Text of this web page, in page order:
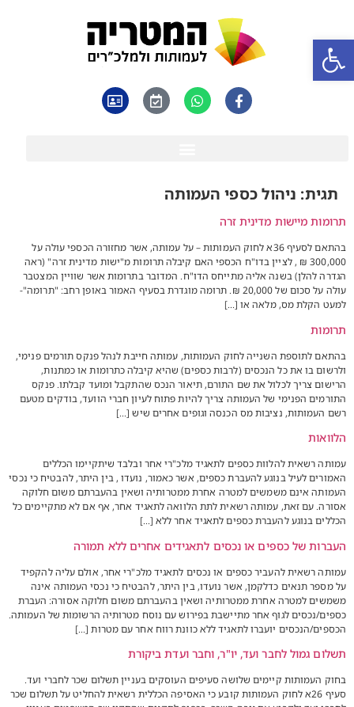
פתח סרגל נגישות
תגית: ניהול כספי העמותה
תרומות מיישות מדינית זרה
בהתאם לסעיף 36א לחוק העמותות – על עמותה, אשר מחזורה הכספי עולה על
300,000 ₪ , לציין בדו"ח הכספי האם קיבלה תרומות מ"ישות מדינית זרה" (ראה
הגדרה להלן) בשנה אליה מתייחס הדו"ח. המדובר בתרומות אשר שוויין המצטבר
עולה על סכום של 20,000 ₪. תרומה מוגדרת בסעיף האמור באופן רחב: "תרומה"-
למעט הקלת מס, מלאה או […]
תרומות
בהתאם לתוספת השנייה לחוק העמותות, עמותה חייבת לנהל פנקס תורמים פנימי,
ולרשום בו את כל הנכסים (לרבות כספים) שהיא קיבלה כתרומות או כמתנות,
הרישום צריך לכלול את שם התורם, תיאור הנכס שהתקבל ומועד קבלתו. פנקס
התורמים הפנימי של העמותה צריך להיות פתוח לעיון חברי הוועד, בודקים מטעם
רשם העמותות, נציבות מס הכנסה וגופים אחרים שיש […]
הלוואות
עמותה רשאית להלוות כספים לתאגיד מלכ"רי אחר ובלבד שיתקיימו הכללים
האמורים לעיל בנוגע להעברת כספים, אשר כאמור, נועדו , בין היתר, להבטיח כי נכסי
העמותה אינם משמשים למטרה אחרת ממטרותיה ושאין בהעברתם משום חלוקה
אסורה. עם זאת, עמותה רשאית לתת הלוואה לתאגיד אחר, אף אם לא מתקיימים כל
הכללים בנוגע להעברת כספים לתאגיד אחר ללא […]
העברות של כספים או נכסים לתאגידים אחרים ללא תמורה
עמותה רשאית להעביר כספים או נכסים לתאגיד מלכ"רי אחר, אולם עליה להקפיד
על מספר תנאים כדלקמן, אשר נועדו, בין היתר, להבטיח כי נכסי העמותה אינה
משמשים למטרה אחרת ממטרותיה ושאין בהעברתם משום חלוקה אסורה: העברת
כספים/נכסים לגוף אחר מתיישבת בפירוש עם נוסח מטרותיה הרשומות של העמותה.
הכספים/הנכסים יועברו לתאגיד ללא כוונת רווח אחר עם מטרות […]
תשלום גמול לחבר ועד, יו"ר, וחבר ועדת ביקורת
בחוק העמותות קיימים שלושה סעיפים העוסקים בעניין תשלום שכר לחברי ועד.
סעיף 26א לחוק העמותות קובע כי האסיפה הכללית רשאית להחליט על תשלום שכר